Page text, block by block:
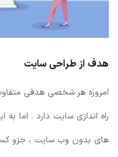
هدف از طراحی سایت
امروزه هر شخصی هدفی
راه اندازی سایت دارد . اما
های بدون وب سایت ، جزو